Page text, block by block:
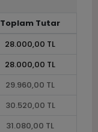
Toplam Tutar
28.000,00 TL
28.000,00 TL
29.960,00 TL
30.520,00 TL
31.080,00 TL